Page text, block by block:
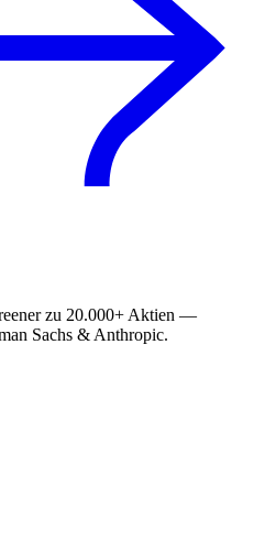
zu 20.000+ Aktien —
Sachs & Anthropic.